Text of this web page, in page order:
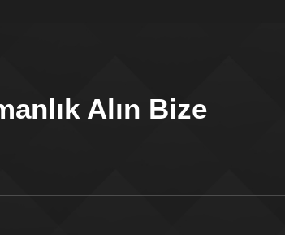
Alın Bize